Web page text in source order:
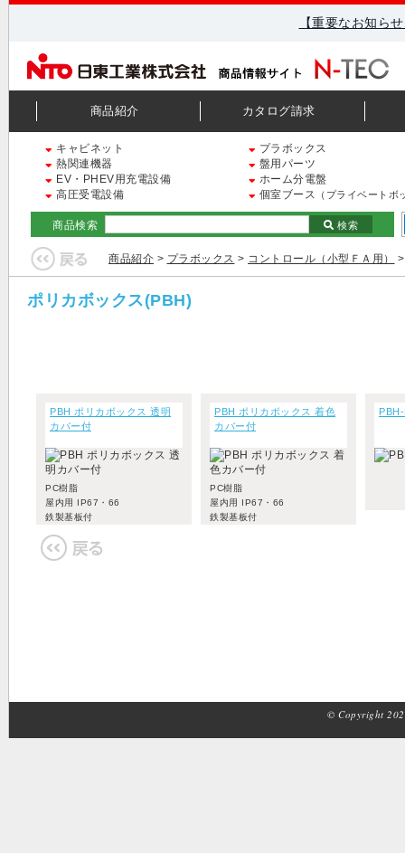
【重要なお知ら
商品紹介 カタログ請求
キャビネット
プラボックス
熱関連機器
盤用パーツ
EV・PHEV用充電設備
ホーム分電盤
高圧受電設備
個室ブース （プライベートボ
商品検索 検索
商品紹介 > プラボックス > コントロール（小型ＦＡ用）
ポリカボックス(PBH)
PBH ポリカボックス 透明
カバー付
PC樹脂
屋内用 IP67・66
鉄製基板付
PBH ポリカボックス 着色
カバー付
PC樹脂
屋内用 IP67・66
鉄製基板付
© Copyright